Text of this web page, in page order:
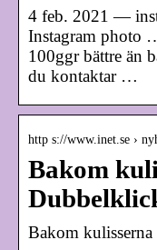
4 feb. 2021 —
Instagram photo
100ggr bättre än
du kontaktar …
http s://www.inet.se ›
Bakom
Bakom